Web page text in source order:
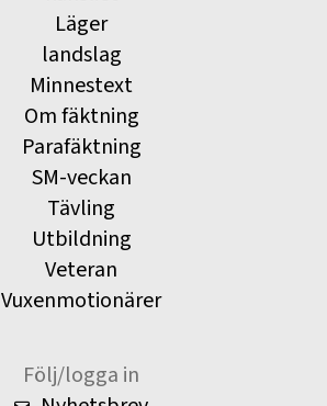
Läger
landslag
Minnestext
Om fäktning
Parafäktning
SM-veckan
Tävling
Utbildning
Veteran
Vuxenmotionärer
Följ/logga in